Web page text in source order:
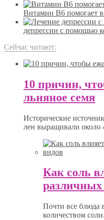
Витамин B6 помогает
депрессии с помощью
Сейчас читают:
10 причин,
льняное семя
Исторические
лен выращивали около
Как соль
различных
Почти все блюда
количеством